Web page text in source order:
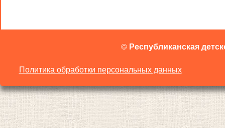
© Республиканская
Политика обработки персональных данных